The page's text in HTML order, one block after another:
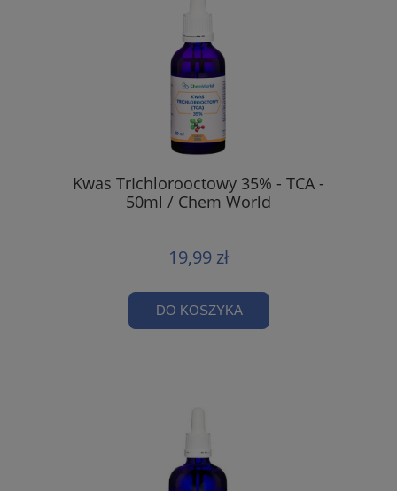
Kwas TrIchlorooctowy 35% - TCA -
50ml / Chem World
19,99 zł
DO KOSZYKA